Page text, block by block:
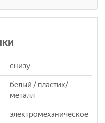
снизу
белый / пластик/
металл
электромеханическое